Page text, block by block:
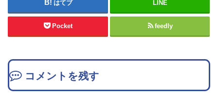
はてブ LINE
Pocket feedly
コメントを残す